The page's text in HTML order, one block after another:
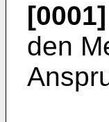
[0001]
den